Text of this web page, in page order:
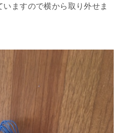
ますので横から取り外せま